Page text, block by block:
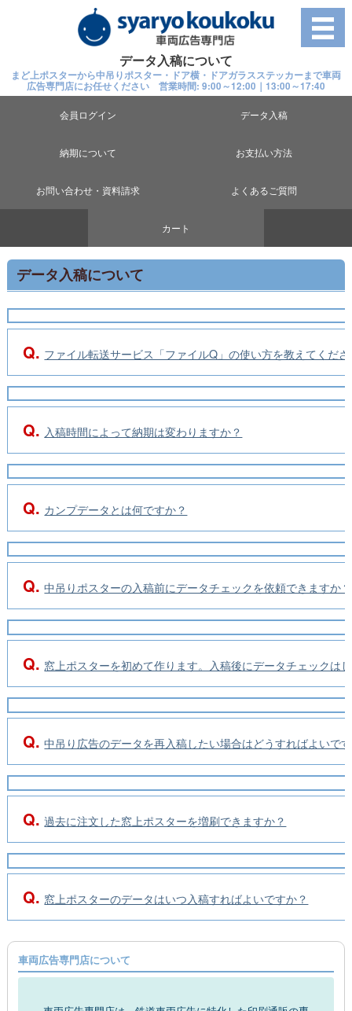
データ入稿について
まど上ポスターから中吊りポスター・ドア横・ドアガラスステッカーまで車両
広告専門店にお任せください 営業時間: 9:00～12:00｜13:00～17:40
会員ログイン データ入稿
納期について お支払い方法
お問い合わせ・資料請求 よくあるご質問
カート
データ入稿について
Q. ファイル転送サービス「ファイルQ」の使い方を教えてくだ
Q. 入稿時間によって納期は変わりますか？
Q. カンプデータとは何ですか？
Q. 中吊りポスターの入稿前にデータチェックを依頼できますか？
Q. 窓上ポスターを初めて作ります。入稿後にデータチェックは
Q. 中吊り広告のデータを再入稿したい場合はどうすればよいで
Q. 過去に注文した窓上ポスターを増刷できますか？
Q. 窓上ポスターのデータはいつ入稿すればよいですか？
車両広告専門店について